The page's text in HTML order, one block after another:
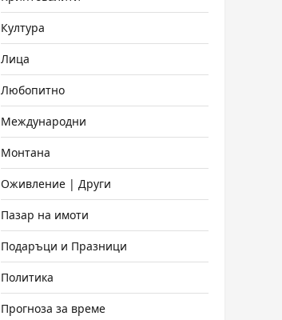
Култура
Лица
Любопитно
Международни
Монтана
Оживление | Други
Пазар на имоти
Подаръци и Празници
Политика
Прогноза за време